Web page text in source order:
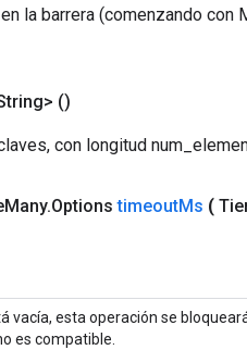
la barrera (comenzando con
()
con longitud
Many.OptionstimeoutMs (
vacía, esta operación se
es compatible.